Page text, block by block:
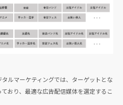
ルマーケティングでは、ターゲットとな
おり、最適な広告配信媒体を選定するこ